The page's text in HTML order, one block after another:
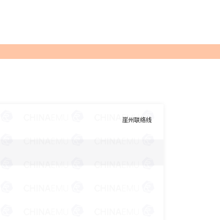
崖州联络线